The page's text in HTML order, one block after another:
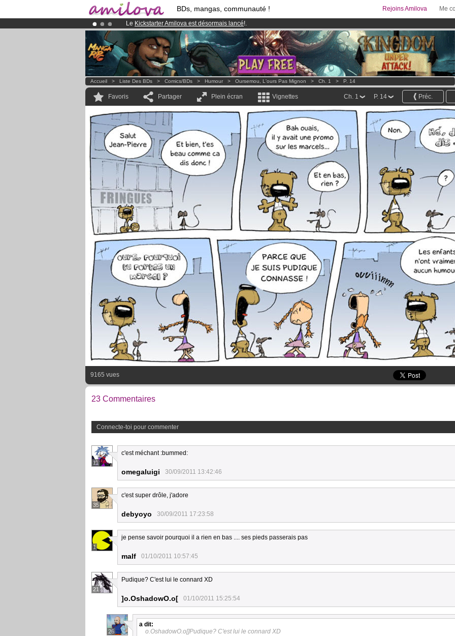
BDs, mangas, communauté ! Me
Rejoins Amilova
Le Kickstarter Amilova est désormais lancé!.
Déjà 100000membreset 1000BDs & Mangas!
Abonnement premium: à partir de
3.95 eurospar mois !Clique ici pour t'abonner
Accueil > Liste Des BDs > Comics/BDs > Humour > Oursemou, L'ours Pas Mignon > Ch. 1 > P. 14
Favoris Partager Plein écran Vignettes Préc.
P. 14
Ch. 1
9165 vues
23 Commentaires
Connecte-toi pour commenter
11
c'est méchant :bummed:
omegaluigi 30/09/2011 13:42:46
35
c'est super drôle, j'adore
debyoyo 30/09/2011 17:23:58
1
je pense savoir pourquoi il a rien en bas .... ses pieds passerais pas
malf 01/10/2011 10:57:45
21
Pudique? C'est lui le connard XD
]o.OshadowO.o[ 01/10/2011 15:25:54
26
a dit:
o.OshadowO.o[]Pudique? C'est lui le connard XD